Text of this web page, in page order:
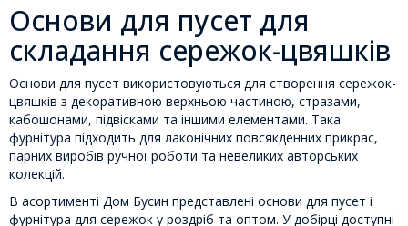
Основи для пусет для
складання сережок-цвяшків
Основи для пусет використовуються для створення сережок-
цвяшків з декоративною верхньою частиною, стразами,
кабошонами, підвісками та іншими елементами. Така
фурнітура підходить для лаконічних повсякденних прикрас,
парних виробів ручної роботи та невеликих авторських
колекцій.
В асортименті Дом Бусин представлені основи для пусет і
фурнітура для сережок у роздріб та оптом. У добірці доступні